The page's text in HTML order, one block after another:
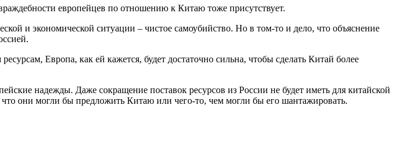
европейцев по отношению к Китаю тоже присутствует.
и экономической ситуации – чистое самоубийство. Но в том-то и дело, что объяснение
Европа, как ей кажется, будет достаточно сильна, чтобы сделать Китай более
надежды. Даже сокращение поставок ресурсов из России не будет иметь для китайской
они могли бы предложить Китаю или чего-то, чем могли бы его шантажировать.